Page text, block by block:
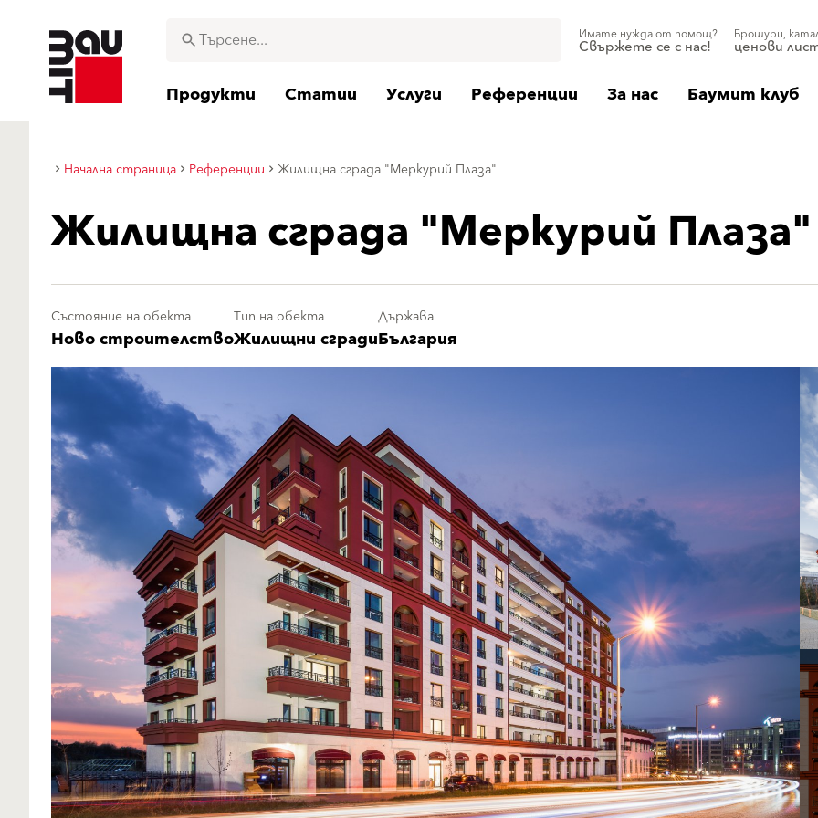
Имате нужда от помощ?
Свържете се с нас!
Брошури,
ценови
Продукти Статии Услуги Референции За нас Баумит клуб
Начална страница Референции Жилищна сграда "Меркурий Плаза"
Жилищна сграда "Меркурий Плаза"
Състояние на обекта
Ново строителство
Тип на обекта
Жилищни сгради
Държава
България